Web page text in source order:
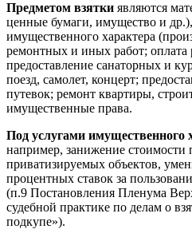
Предметом взятки являются
ценные бумаги, имущество и
имущественного характера
ремонтных и иных работ; оплата
предоставление санаторных и
поезд, самолет, концерт;
путевок; ремонт квартиры,
имущественные права.
Под услугами имущественного
например, занижение стоимости
приватизируемых объектов,
процентных ставок за
(п.9 Постановления Пленума
судебной практике по делам о
подкупе»).